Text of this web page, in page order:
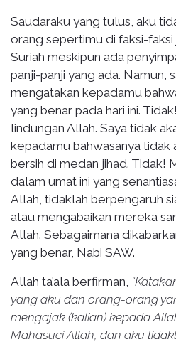
Saudaraku yang tulus, aku
orang sepertimu di faksi-faksi
Suriah meskipun ada
panji-panji yang ada. Namun,
mengatakan kepadamu
yang benar pada hari ini.
lindungan Allah. Saya tidak
kepadamu bahwasanya tidak
bersih di medan jihad. Tidak!
dalam umat ini yang
Allah, tidaklah berpengaruh
atau mengabaikan mereka
Allah. Sebagaimana
yang benar, Nabi SAW.
Allah ta’ala berfirman,
yang aku dan orang-orang
mengajak (kalian) kepada
Mahasuci Allah, dan aku